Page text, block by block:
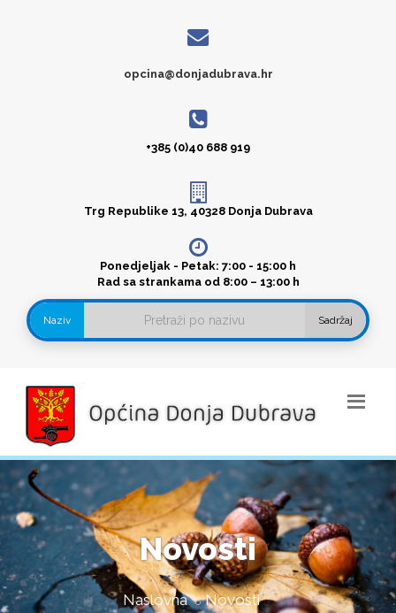
opcina@donjadubrava.hr
+385 (0)40 688 919
Trg Republike 13, 40328 Donja Dubrava
Ponedjeljak - Petak: 7:00 - 15:00 h
Rad sa strankama od 8:00 – 13:00 h
Naziv Sadržaj
Novosti
Naslovna Novosti